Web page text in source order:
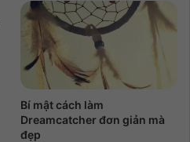
Bí mật cách làm
Dreamcatcher đơn giản mà
đẹp